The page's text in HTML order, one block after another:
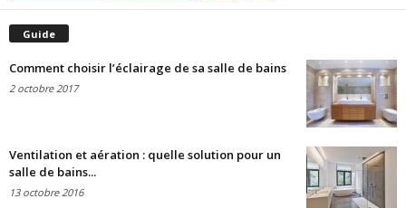
Guide
Comment choisir l’éclairage de sa salle de bains
2 octobre 2017
Ventilation et aération : quelle solution pour un
salle de bains...
13 octobre 2016